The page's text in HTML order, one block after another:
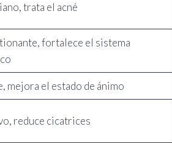
trata el acné
fortalece el sistema
mejora el estado de ánimo
reduce cicatrices